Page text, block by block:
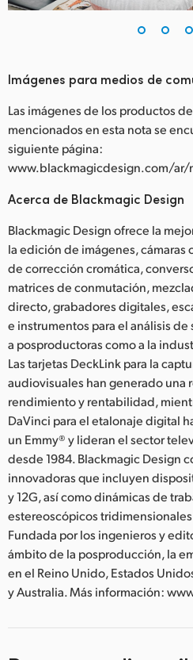
Imágenes para medios de
Las imágenes de los productos
mencionados en esta nota se
siguiente página:
www.blackmagicdesign.com/
Acerca de Blackmagic Design
Blackmagic Design ofrece la
la edición de imágenes, cámaras
de corrección cromática,
matrices de conmutación,
directo, grabadores digitales,
e instrumentos para el análisis
a posproductoras como a la
Las tarjetas DeckLink para la
audiovisuales han generado una
rendimiento y rentabilidad,
DaVinci para el etalonaje digital
un Emmy® y lideran el sector
desde 1984. Blackmagic Design
innovadoras que incluyen
y 12G, así como dinámicas de
estereoscópicos
Fundada por los ingenieros y
ámbito de la posproducción, la
en el Reino Unido, Estados
y Australia. Más información: